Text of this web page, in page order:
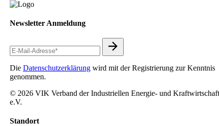
Newsletter Anmeldung
Die Datenschutzerklärung wird mit der Registrierung zur Kenntnis
genommen.
© 2026 VIK Verband der Industriellen Energie- und Kraftwirtschaft
e.V.
Standort